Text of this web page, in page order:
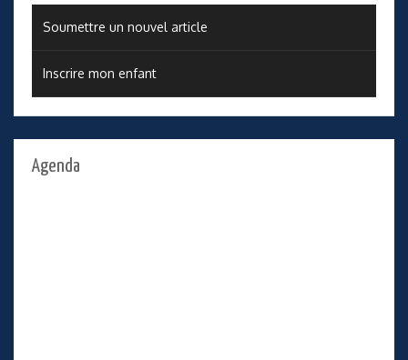
Soumettre un nouvel article
Inscrire mon enfant
Agenda